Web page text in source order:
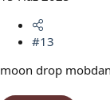
#13
moon drop